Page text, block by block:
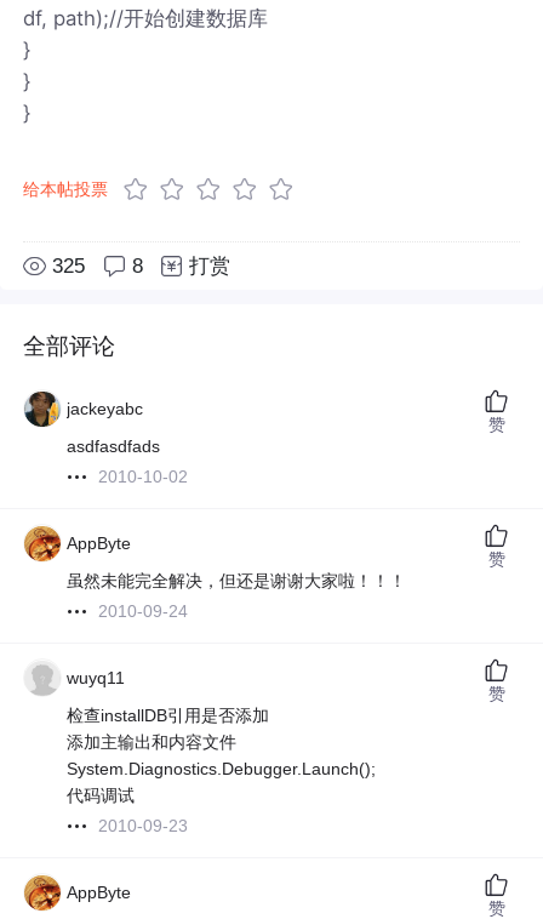
df, path);//开始创建数据库
}
}
}
给本帖投票
325 8 打赏
全部评论
jackeyabc
asdfasdfads
2010-10-02
赞
AppByte
虽然未能完全解决，但还是谢谢大家啦！！！
2010-09-24
赞
wuyq11
检查installDB引用是否添加
添加主输出和内容文件
System.Diagnostics.Debugger.Launch();
代码调试
2010-09-23
赞
AppByte
赞